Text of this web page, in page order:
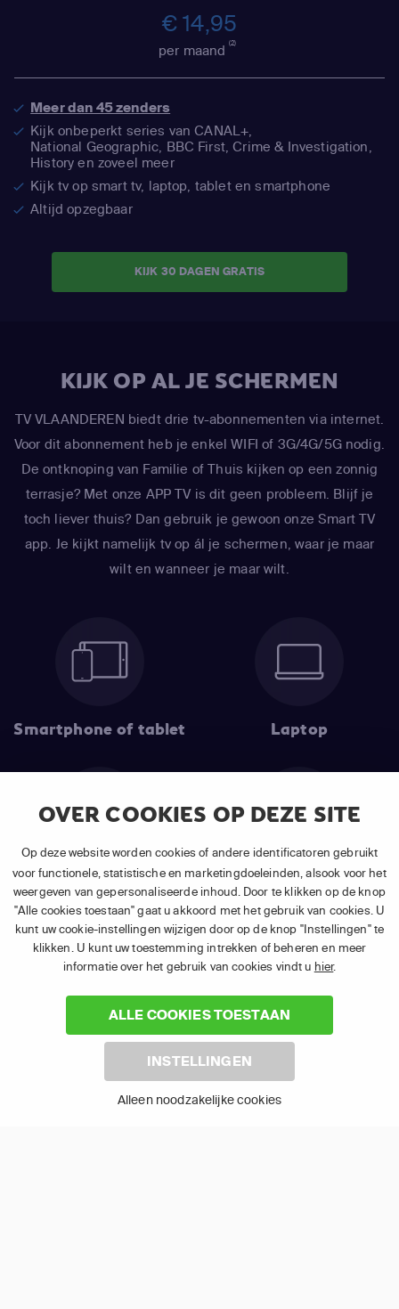
OVER COOKIES OP DEZE SITE
Op deze website worden cookies of andere identificatoren gebruikt
voor functionele, statistische en marketingdoeleinden, alsook voor het
weergeven van gepersonaliseerde inhoud. Door te klikken op de knop
"Alle cookies toestaan" gaat u akkoord met het gebruik van cookies. U
kunt uw cookie-instellingen wijzigen door op de knop "Instellingen" te
klikken. U kunt uw toestemming intrekken of beheren en meer
informatie over het gebruik van cookies vindt u hier.
ALLE COOKIES TOESTAAN
INSTELLINGEN
Alleen noodzakelijke cookies
€ 14,95
per maand(2)
Meer dan 45 zenders
Kijk onbeperkt series van CANAL+,
National Geographic, BBC First, Crime & Investigation,
History en zoveel meer
Kijk tv op smart tv, laptop, tablet en smartphone
Altijd opzegbaar
KIJK 30 DAGEN GRATIS
KIJK OP AL JE SCHERMEN
TV VLAANDEREN biedt drie tv-abonnementen via internet.
Voor dit abonnement heb je enkel WIFI of 3G/4G/5G nodig.
De ontknoping van Familie of Thuis kijken op een zonnig
terrasje? Met onze APP TV is dit geen probleem. Blijf je
toch liever thuis? Dan gebruik je gewoon onze Smart TV
app. Je kijkt namelijk tv op ál je schermen, waar je maar
wilt en wanneer je maar wilt.
Smartphone of tablet Laptop
Chromecast Apple TV
Android TV